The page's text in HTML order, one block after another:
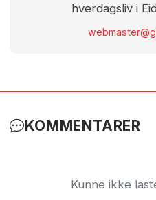
hverdagsliv i
KOMMENTARER
Kunne ikke